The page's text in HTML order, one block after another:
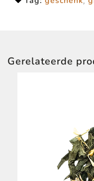
Gerelateerde